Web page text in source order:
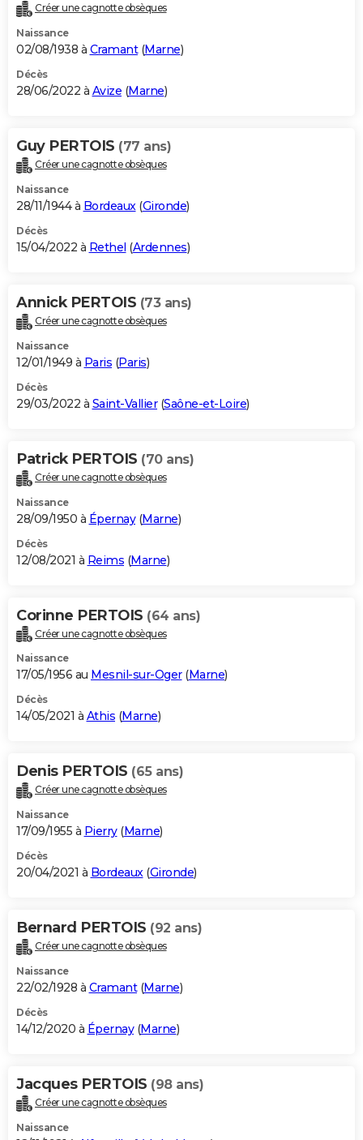
Créer une cagnotte obsèques
Naissance
02/08/1938 à Cramant(Marne)
Décès
28/06/2022 à Avize (Marne)
Guy PERTOIS (77 ans)
Créer une cagnotte obsèques
Naissance
28/11/1944 à Bordeaux(Gironde)
Décès
15/04/2022 à Rethel (Ardennes)
Annick PERTOIS (73 ans)
Créer une cagnotte obsèques
Naissance
12/01/1949 à Paris (Paris)
Décès
29/03/2022 à Saint-Vallier(Saône-et-Loire)
Patrick PERTOIS (70 ans)
Créer une cagnotte obsèques
Naissance
28/09/1950 à Épernay(Marne)
Décès
12/08/2021 à Reims (Marne)
Corinne PERTOIS (64 ans)
Créer une cagnotte obsèques
Naissance
17/05/1956 au Mesnil-sur-Oger(Marne)
Décès
14/05/2021 à Athis (Marne)
Denis PERTOIS (65 ans)
Créer une cagnotte obsèques
Naissance
17/09/1955 à Pierry(Marne)
Décès
20/04/2021 à Bordeaux(Gironde)
Bernard PERTOIS (92 ans)
Créer une cagnotte obsèques
Naissance
22/02/1928 à Cramant(Marne)
Décès
14/12/2020 à Épernay(Marne)
Jacques PERTOIS (98 ans)
Créer une cagnotte obsèques
Naissance